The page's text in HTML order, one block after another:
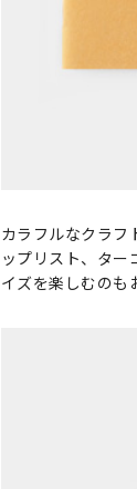
カラフルなクラフ
ップリスト、ター
イズを楽しむのも